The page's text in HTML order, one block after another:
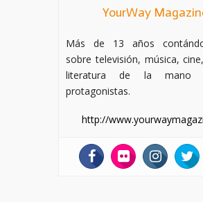
YourWay
Más de 13 años
sobre televisión, música,
literatura de la mano
protagonistas.
http://